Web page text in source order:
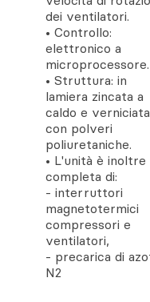
dei ventilatori.
• Controllo:
elettronico a
microprocessore.
• Struttura: in
lamiera zincata a
caldo e verniciata
con polveri
poliuretaniche.
• L'unità è inoltre
completa di:
- interruttori
magnetotermici
compressori e
ventilatori,
- precarica di
N2